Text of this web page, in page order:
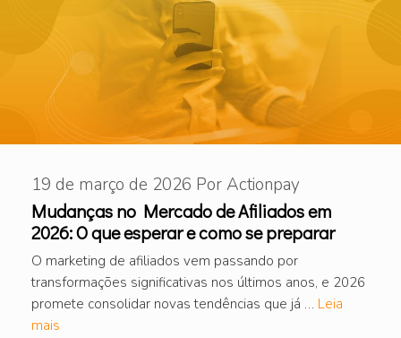
Mudanças no Mercado de Afiliados em
2026: O que esperar e como se preparar
19 de março de 2026 PorActionpay
O marketing de afiliados vem passando por
transformações significativas nos últimos anos, e 2026
promete consolidar novas tendências que já … Leia
mais